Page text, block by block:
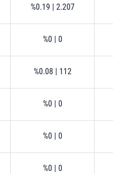
%0.19 2.207
%0 0
%0.08 112
%0 0
%0 0
%0 0